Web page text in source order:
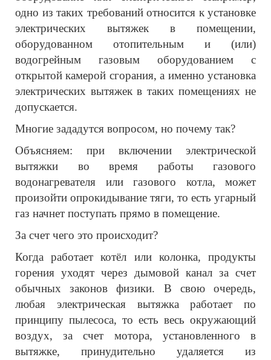
одно из таких требований относится к установке
электрических вытяжек в помещении,
оборудованном отопительным и (или)
водогрейным газовым оборудованием с
открытой камерой сгорания, а именно установка
электрических вытяжек в таких помещениях не
допускается.
Многие зададутся вопросом, но почему так?
Объясняем: при включении электрической
вытяжки во время работы газового
водонагревателя или газового котла, может
произойти опрокидывание тяги, то есть угарный
газ начнет поступать прямо в помещение.
За счет чего это происходит?
Когда работает котёл или колонка, продукты
горения уходят через дымовой канал за счет
обычных законов физики. В свою очередь,
любая электрическая вытяжка работает по
принципу пылесоса, то есть весь окружающий
воздух, за счет мотора, установленного в
вытяжке, принудительно удаляется из